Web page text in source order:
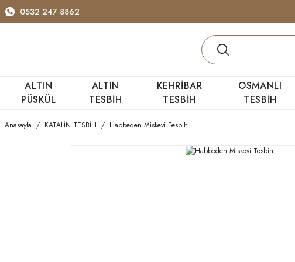
0532 247 8862
ALTIN
PÜSKÜL
ALTIN
TESBİH
KEHRİBAR
TESBİH
OSMANLI
TESBİH
Anasayfa KATALİN TESBİH Habbeden Miskevi Tesbih